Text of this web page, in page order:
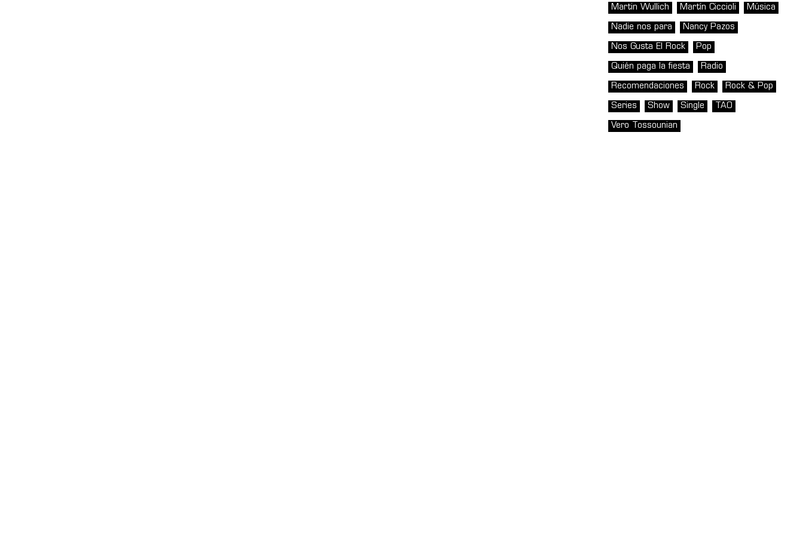
Martin Wullich Martín Ciccioli Música
Nadie nos para Nancy Pazos
Nos Gusta El Rock Pop
Quién paga la fiesta Radio
Recomendaciones Rock Rock & Pop
Series Show Single TAO
Vero Tossounian